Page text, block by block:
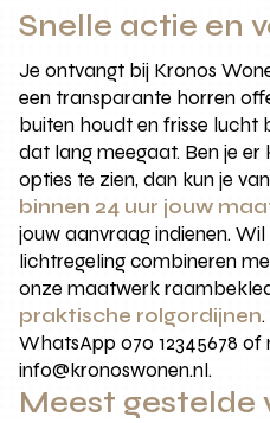
Snelle actie en
Je ontvangt bij Kronos
een transparante horren
buiten houdt en frisse
dat lang meegaat. Ben je
opties te zien, dan kun je
binnen 24 uur jouw
jouw aanvraag indienen.
lichtregeling combineren
onze maatwerk
praktische rolgordijnen
WhatsApp 070 12345678 of
info@kronoswonen.nl.
Meest gestelde